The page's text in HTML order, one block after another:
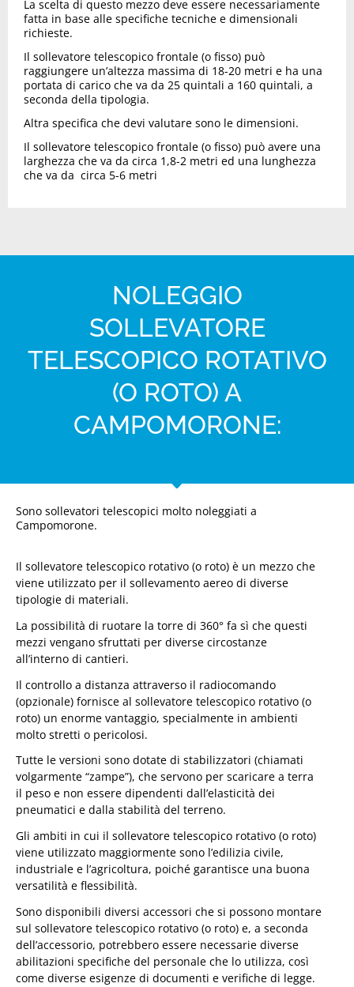
La scelta di questo mezzo deve essere necessariamente
fatta in base alle specifiche tecniche e dimensionali
richieste.
Il sollevatore telescopico frontale (o fisso) può
raggiungere un’altezza massima di 18-20 metri e ha una
portata di carico che va da 25 quintali a 160 quintali, a
seconda della tipologia.
Altra specifica che devi valutare sono le dimensioni.
Il sollevatore telescopico frontale (o fisso) può avere una
larghezza che va da circa 1,8-2 metri ed una lunghezza
che va da circa 5-6 metri
NOLEGGIO
SOLLEVATORE
TELESCOPICO ROTATIVO
(O ROTO) A
CAMPOMORONE:
Sono sollevatori telescopici molto noleggiati a
Campomorone.
Il sollevatore telescopico rotativo (o roto) è un mezzo che
viene utilizzato per il sollevamento aereo di diverse
tipologie di materiali.
La possibilità di ruotare la torre di 360° fa sì che questi
mezzi vengano sfruttati per diverse circostanze
all’interno di cantieri.
Il controllo a distanza attraverso il radiocomando
(opzionale) fornisce al sollevatore telescopico rotativo (o
roto) un enorme vantaggio, specialmente in ambienti
molto stretti o pericolosi.
Tutte le versioni sono dotate di stabilizzatori (chiamati
volgarmente “zampe”), che servono per scaricare a terra
il peso e non essere dipendenti dall’elasticità dei
pneumatici e dalla stabilità del terreno.
Gli ambiti in cui il sollevatore telescopico rotativo (o roto)
viene utilizzato maggiormente sono l’edilizia civile,
industriale e l’agricoltura, poiché garantisce una buona
versatilità e flessibilità.
Sono disponibili diversi accessori che si possono montare
sul sollevatore telescopico rotativo (o roto) e, a seconda
dell’accessorio, potrebbero essere necessarie diverse
abilitazioni specifiche del personale che lo utilizza, così
come diverse esigenze di documenti e verifiche di legge.